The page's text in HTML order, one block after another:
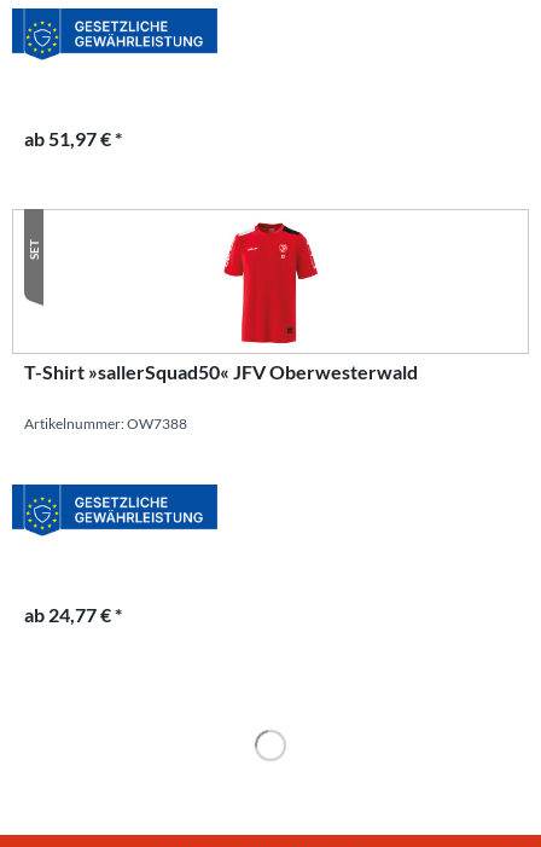
ab 51,97 € *
SET
T-Shirt »sallerSquad50« JFV Oberwesterwald
Artikelnummer: OW7388
ab 24,77 € *